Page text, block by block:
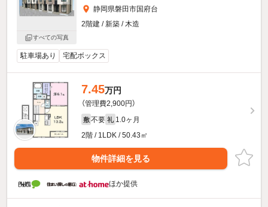
すべての写真
静岡県磐田市国府台
2階建 / 新築 / 木造
駐車場あり 宅配ボックス
7.45万円
（管理費2,900円）
敷 不要 礼 1.0ヶ月
2階 / 1LDK / 50.43㎡
物件詳細を見る
ほか提供